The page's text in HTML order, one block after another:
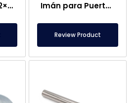
Imán Sensor – 2×2 mm Imán para Puerta de Caravana
Review Product